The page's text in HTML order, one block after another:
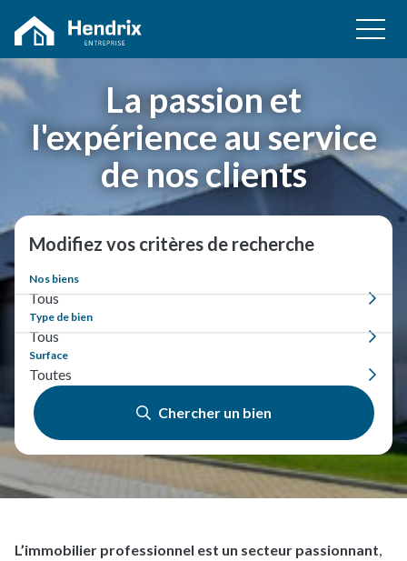
La passion et
l'expérience au service
de nos clients
Modifiez vos critères de recherche
Nos biens
Tous
Type de bien
Tous
Surface
Toutes
Chercher un bien
L’immobilier professionnel est un secteur passionnant